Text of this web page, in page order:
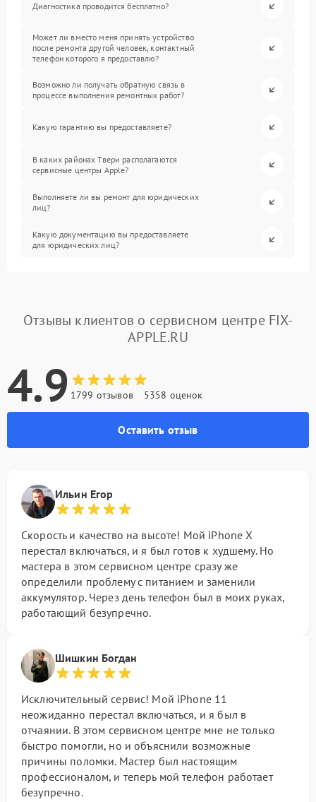
Диагностика проводится бесплатно?
Может ли вместо меня принять устройство
после ремонта другой человек, контактный
телефон которого я предоставлю?
Возможно ли получать обратную связь в
процессе выполнения ремонтных работ?
Какую гарантию вы предоставляете?
В каких районах Твери располагаются
сервисные центры Apple?
Выполняете ли вы ремонт для юридических
лиц?
Какую документацию вы предоставляете
для юридических лиц?
Отзывы клиентов о сервисном центре FIX-
APPLE.RU
4.9 1799 отзывов 5358 оценок
Оставить отзыв
Ильин Егор
Скорость и качество на высоте! Мой iPhone X
перестал включаться, и я был готов к худшему. Но
мастера в этом сервисном центре сразу же
определили проблему с питанием и заменили
аккумулятор. Через день телефон был в моих руках,
работающий безупречно.
Шишкин Богдан
Исключительный сервис! Мой iPhone 11
неожиданно перестал включаться, и я был в
отчаянии. В этом сервисном центре мне не только
быстро помогли, но и объяснили возможные
причины поломки. Мастер был настоящим
профессионалом, и теперь мой телефон работает
безупречно.